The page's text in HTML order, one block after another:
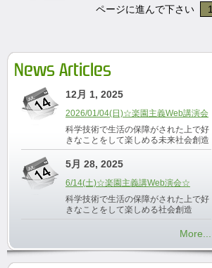
ページに進んで下さい 1
News Articles
12月 1, 2025
2026/01/04(日)☆楽園主義Web講演会
科学技術で生活の保障がされた上で好
きなことをして楽しめる未来社会創造
5月 28, 2025
6/14(土)☆楽園主義講Web演会☆
科学技術で生活の保障がされた上で好
きなことをして楽しめる社会創造
More...